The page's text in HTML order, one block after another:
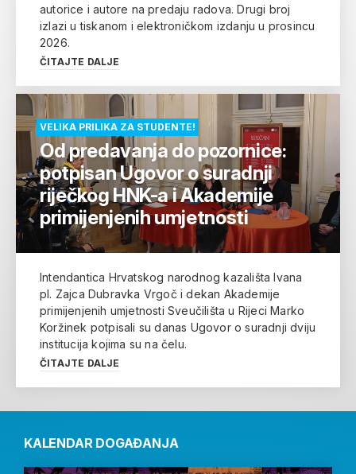
autorice i autore na predaju radova. Drugi broj
izlazi u tiskanom i elektroničkom izdanju u prosincu
2026.
ČITAJTE DALJE
VELIKA PRILIKA ZA STUDENTE!
Od predavanja do pozornice:
potpisan Ugovor o suradnji
riječkog HNK-a i Akademije
primijenjenih umjetnosti
Intendantica Hrvatskog narodnog kazališta Ivana
pl. Zajca Dubravka Vrgoč i dekan Akademije
primijenjenih umjetnosti Sveučilišta u Rijeci Marko
Koržinek potpisali su danas Ugovor o suradnji dviju
institucija kojima su na čelu.
ČITAJTE DALJE
KALENDAR DOGAĐANJA